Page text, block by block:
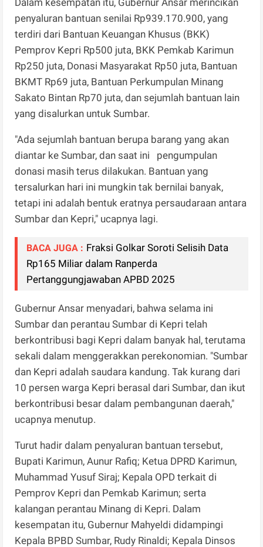
penyaluran bantuan senilai Rp939.170.900, yang
terdiri dari Bantuan Keuangan Khusus (BKK)
Pemprov Kepri Rp500 juta, BKK Pemkab Karimun
Rp250 juta, Donasi Masyarakat Rp50 juta, Bantuan
BKMT Rp69 juta, Bantuan Perkumpulan Minang
Sakato Bintan Rp70 juta, dan sejumlah bantuan lain
yang disalurkan untuk Sumbar.
"Ada sejumlah bantuan berupa barang yang akan
diantar ke Sumbar, dan saat ini pengumpulan
donasi masih terus dilakukan. Bantuan yang
tersalurkan hari ini mungkin tak bernilai banyak,
tetapi ini adalah bentuk eratnya persaudaraan antara
Sumbar dan Kepri," ucapnya lagi.
BACA JUGA : Fraksi Golkar Soroti Selisih Data
Rp165 Miliar dalam Ranperda
Pertanggungjawaban APBD 2025
Gubernur Ansar menyadari, bahwa selama ini
Sumbar dan perantau Sumbar di Kepri telah
berkontribusi bagi Kepri dalam banyak hal, terutama
sekali dalam menggerakkan perekonomian. "Sumbar
dan Kepri adalah saudara kandung. Tak kurang dari
10 persen warga Kepri berasal dari Sumbar, dan ikut
berkontribusi besar dalam pembangunan daerah,"
ucapnya menutup.
Turut hadir dalam penyaluran bantuan tersebut,
Bupati Karimun, Aunur Rafiq; Ketua DPRD Karimun,
Muhammad Yusuf Siraj; Kepala OPD terkait di
Pemprov Kepri dan Pemkab Karimun; serta
kalangan perantau Minang di Kepri. Dalam
kesempatan itu, Gubernur Mahyeldi didampingi
Kepala BPBD Sumbar, Rudy Rinaldi; Kepala Dinsos